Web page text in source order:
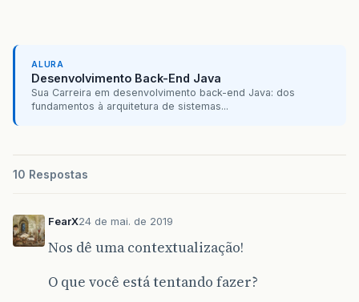
}
}
System.out.println("A menor altura é : "+
Arrays .sort(Altura);
double media3 = mediana / 2
ALURA
Desenvolvimento Back-End Java
Sua Carreira em desenvolvimento back-end Java: dos
fundamentos à arquitetura de sistemas...
10 Respostas
FearX24 de mai. de 2019
Nos dê uma contextualização!
O que você está tentando fazer?